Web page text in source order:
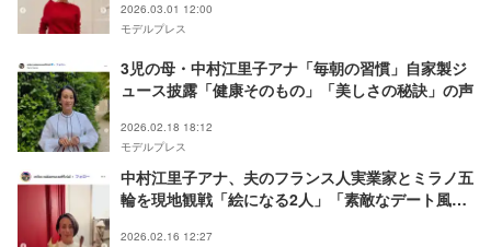
2026.03.01 12:00
モデルプレス
3児の母・中村江里子アナ「毎朝の習慣」自家製ジ
ュース披露「健康そのもの」「美しさの秘訣」の声
2026.02.18 18:12
モデルプレス
中村江里子アナ、夫のフランス人実業家とミラノ五
輪を現地観戦「絵になる2人」「素敵なデート風
2026.02.16 12:27